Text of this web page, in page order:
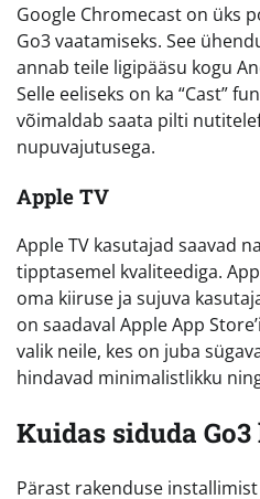
Google Chromecast on üks
Go3 vaatamiseks. See
annab teile ligipääsu kogu
Selle eeliseks on ka “Cast”
võimaldab saata pilti
nupuvajutusega.
Apple TV
Apple TV kasutajad saavad
tipptasemel kvaliteediga.
oma kiiruse ja sujuva
on saadaval Apple App
valik neile, kes on juba
hindavad minimalistlikku
Kuidas siduda
Pärast rakenduse